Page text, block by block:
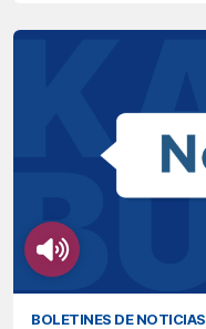
BOLETINES DE NOTICIAS